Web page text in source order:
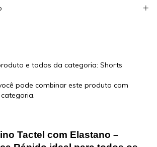
e todos da categoria: Shorts
pode combinar este produto com
Tactel com Elastano –